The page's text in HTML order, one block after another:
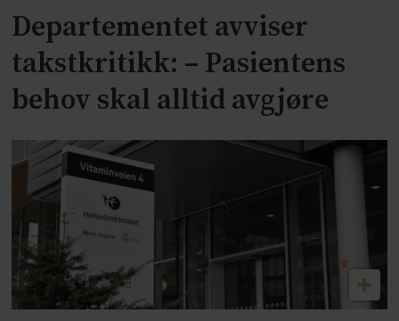
Departementet avviser
takstkritikk: – Pasientens
behov skal alltid avgjøre